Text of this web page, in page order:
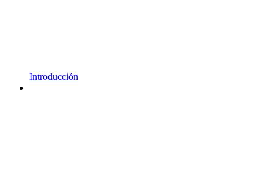
Introducción